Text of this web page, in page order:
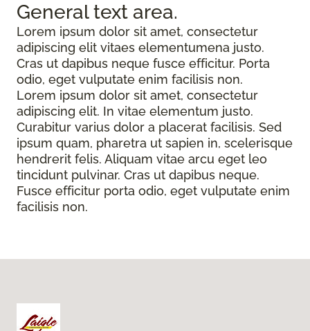
General text area.
Lorem ipsum dolor sit amet, consectetur
adipiscing elit vitaes elementumena justo.
Cras ut dapibus neque fusce efficitur. Porta
odio, eget vulputate enim facilisis non.
Lorem ipsum dolor sit amet, consectetur
adipiscing elit. In vitae elementum justo.
Curabitur varius dolor a placerat facilisis. Sed
ipsum quam, pharetra ut sapien in, scelerisque
hendrerit felis. Aliquam vitae arcu eget leo
tincidunt pulvinar. Cras ut dapibus neque.
Fusce efficitur porta odio, eget vulputate enim
facilisis non.